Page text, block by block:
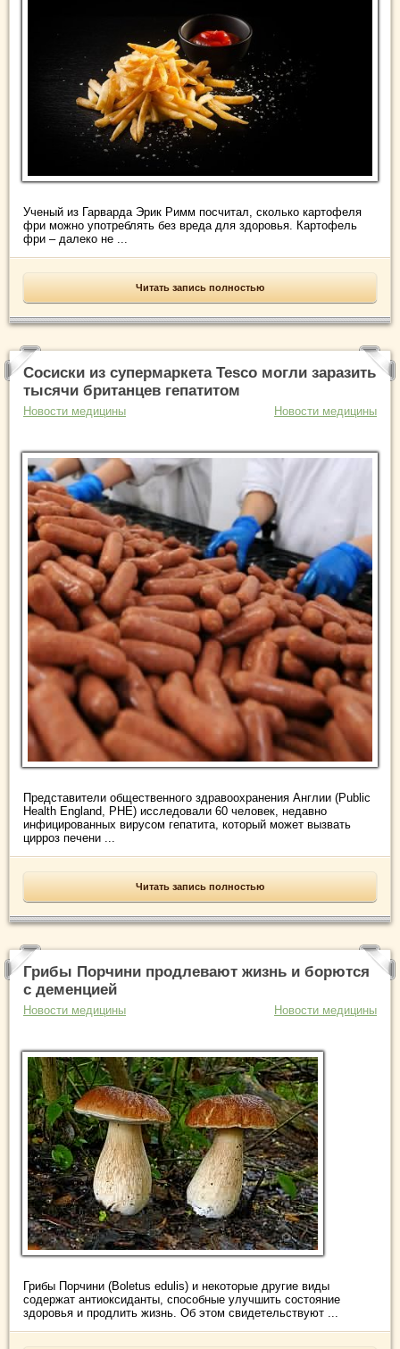
Ученый из Гарварда Эрик Римм посчитал, сколько картофеля
фри можно употреблять без вреда для здоровья. Картофель
фри – далеко не ...
Читать запись полностью
Сосиски из супермаркета Tesco могли заразить
тысячи британцев гепатитом
Новости медицины Новости медицины
Представители общественного здравоохранения Англии (Public
Health England, PHE) исследовали 60 человек, недавно
инфицированных вирусом гепатита, который может вызвать
цирроз печени ...
Читать запись полностью
Грибы Порчини продлевают жизнь и борются
с деменцией
Новости медицины Новости медицины
Грибы Порчини (Boletus edulis) и некоторые другие виды
содержат антиоксиданты, способные улучшить состояние
здоровья и продлить жизнь. Об этом свидетельствуют ...